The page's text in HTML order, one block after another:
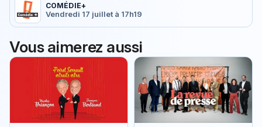
COMÉDIE+
Vendredi 17 juillet à 17h19
Vous aimerez aussi